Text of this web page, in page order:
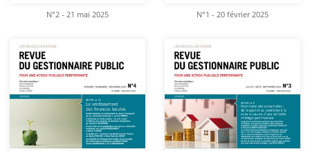
N°2 - 21 mai 2025 N°1 - 20 février 2025